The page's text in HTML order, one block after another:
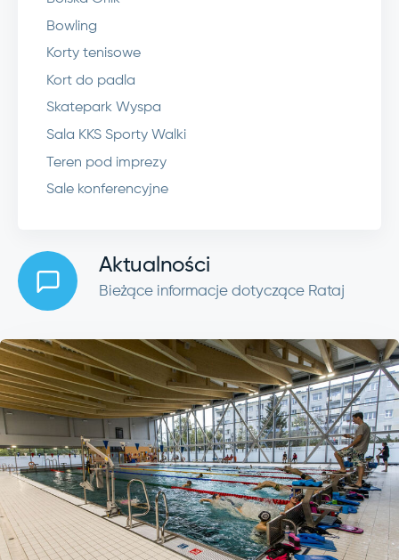
Bowling
Korty tenisowe
Kort do padla
Skatepark Wyspa
Sala KKS Sporty Walki
Teren pod imprezy
Sale konferencyjne
Aktualności
Bieżące informacje dotyczące Rataj